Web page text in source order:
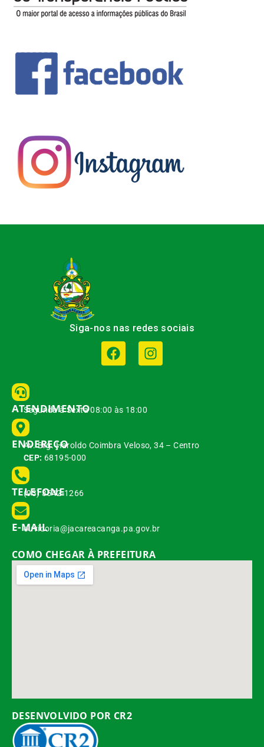
Siga-nos nas redes sociais
ATENDIMENTO
Segunda à Sexta 08:00 às 18:00
ENDEREÇO
Av. Brg. Haroldo Coimbra Veloso, 34 – Centro
CEP: 68195-000
TELEFONE
(93) 3542-1266
E-MAIL
ouvidoria@jacareacanga.pa.gov.br
COMO CHEGAR À PREFEITURA
DESENVOLVIDO POR CR2